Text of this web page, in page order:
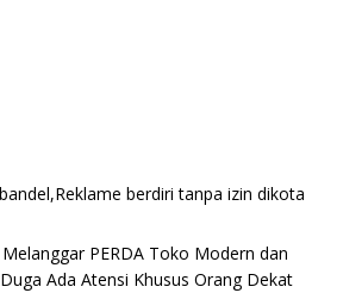
berdiri tanpa izin dikota
PERDA Toko Modern dan
Ada Atensi Khusus Orang Dekat